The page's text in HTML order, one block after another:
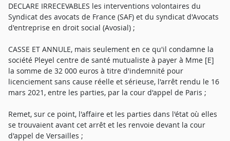
DECLARE IRRECEVABLES les interventions volontaires du
Syndicat des avocats de France (SAF) et du syndicat d'Avocats
d'entreprise en droit social (Avosial) ;
CASSE ET ANNULE, mais seulement en ce qu'il condamne la
société Pleyel centre de santé mutualiste à payer à Mme [E]
la somme de 32 000 euros à titre d'indemnité pour
licenciement sans cause réelle et sérieuse, l'arrêt rendu le 16
mars 2021, entre les parties, par la cour d'appel de Paris ;
Remet, sur ce point, l'affaire et les parties dans l'état où elles
se trouvaient avant cet arrêt et les renvoie devant la cour
d'appel de Versailles ;